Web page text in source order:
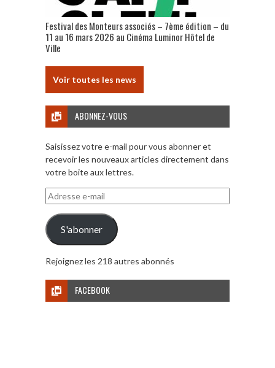
Festival des Monteurs associés – 7ème édition – du
11 au 16 mars 2026 au Cinéma Luminor Hôtel de
Ville
Voir toutes les news
ABONNEZ-VOUS
Saisissez votre e-mail pour vous abonner et
recevoir les nouveaux articles directement dans
votre boite aux lettres.
Adresse
e-
mail
S'abonner
Rejoignez les 218 autres abonnés
FACEBOOK